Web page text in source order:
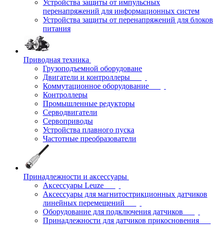
Устройства защиты от импульсных
перенапряжений для информационных систем
Устройства защиты от перенапряжений для блоков
питания
Приводная техника
Грузоподъемной оборудоване
Двигатели и контроллеры
Коммутационное оборудование
Контроллеры
Промышленные редукторы
Серводвигатели
Сервоприводы
Устройства плавного пуска
Частотные преобразователи
Принадлежности и аксессуары
Аксессуары Leuze
Аксессуары для магнитострикционных датчиков
линейных перемещений
Оборудование для подключения датчиков
Принадлежности для датчиков прикосновения